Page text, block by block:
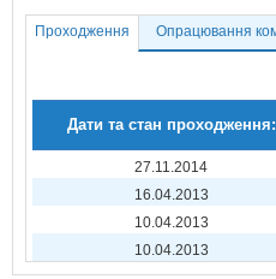
Проходження Опрацювання
Дати та стан проходження:
27.11.2014
16.04.2013
10.04.2013
10.04.2013